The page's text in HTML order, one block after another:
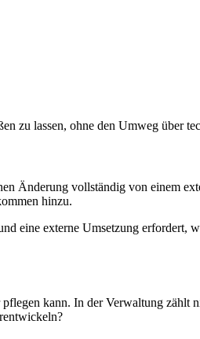
zu lassen, ohne den Umweg über
Änderung vollständig von einem
hinzu.
eine externe Umsetzung erfordert,
kann. In der Verwaltung